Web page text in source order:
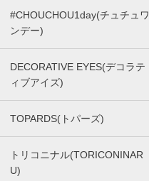
#CHOUCHOU1day(チュチュワ
ンデー)
DECORATIVE EYES(デコラテ
ィブアイズ)
TOPARDS(トパーズ)
トリコニナル(TORICONINAR
U)